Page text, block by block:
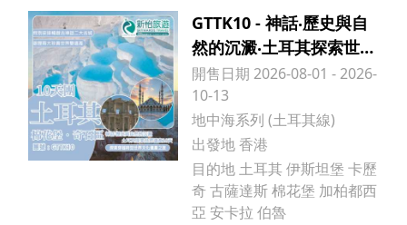
GTTK10 - 神話‧歷史與自
然的沉澱‧土耳其探索世界
遺產10天
開售日期 2026-08-01 - 2026-
10-13
地中海系列 (土耳其線)
出發地 香港
目的地 土耳其 伊斯坦堡 卡歷
奇 古薩達斯 棉花堡 加柏都西
亞 安卡拉 伯魯